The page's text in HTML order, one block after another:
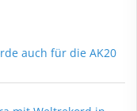
auch für die AK20